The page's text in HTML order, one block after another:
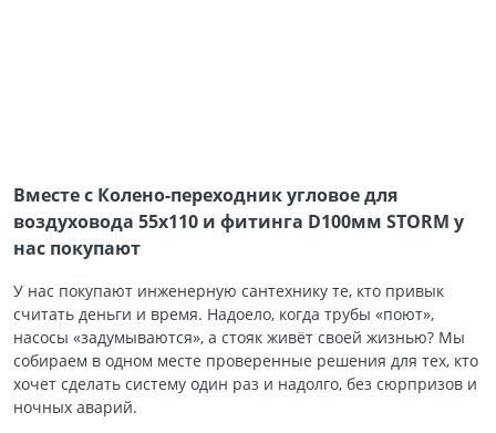
Вместе с Колено-переходник угловое для
воздуховода 55х110 и фитинга D100мм STORM у
нас покупают
У нас покупают инженерную сантехнику те, кто привык
считать деньги и время. Надоело, когда трубы «поют»,
насосы «задумываются», а стояк живёт своей жизнью? Мы
собираем в одном месте проверенные решения для тех, кто
хочет сделать систему один раз и надолго, без сюрпризов и
ночных аварий.